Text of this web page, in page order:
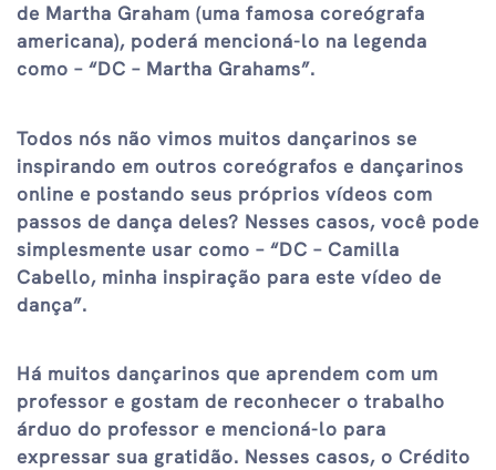
de Martha Graham (uma famosa coreógrafa
americana), poderá mencioná-lo na legenda
como – “DC – Martha Grahams”.
Todos nós não vimos muitos dançarinos se
inspirando em outros coreógrafos e dançarinos
online e postando seus próprios vídeos com
passos de dança deles? Nesses casos, você pode
simplesmente usar como – “DC – Camilla
Cabello, minha inspiração para este vídeo de
dança”.
Há muitos dançarinos que aprendem com um
professor e gostam de reconhecer o trabalho
árduo do professor e mencioná-lo para
expressar sua gratidão. Nesses casos, o Crédito